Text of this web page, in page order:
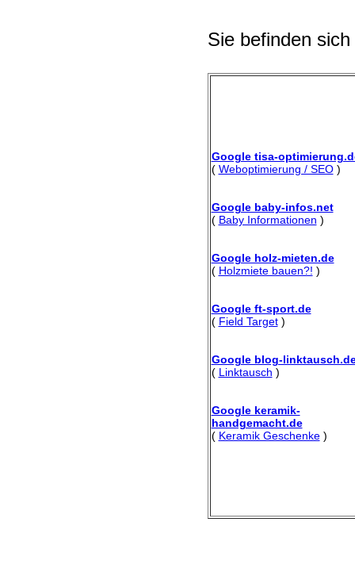
Sie befinden
Google tisa-
( Weboptimierung / SEO)
Google baby-infos.net
( Baby Informationen )
Google holz-mieten.de
( Holzmiete bauen?! )
Google ft-sport.de
( Field Target)
Google blog-
( Linktausch )
Google keramik-
handgemacht.de
( Keramik Geschenke)